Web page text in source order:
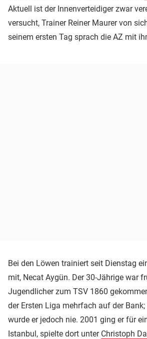
Aktuell ist der Innenverteidiger zwar
versucht, Trainer Reiner Maurer von
seinem ersten Tag sprach die AZ mit
Bei den Löwen trainiert seit Dienstag
mit, Necat Aygün. Der 30-Jährige war
Jugendlicher zum TSV 1860
der Ersten Liga mehrfach auf der
wurde er jedoch nie. 2001 ging er für
Istanbul, spielte dort unter Christoph